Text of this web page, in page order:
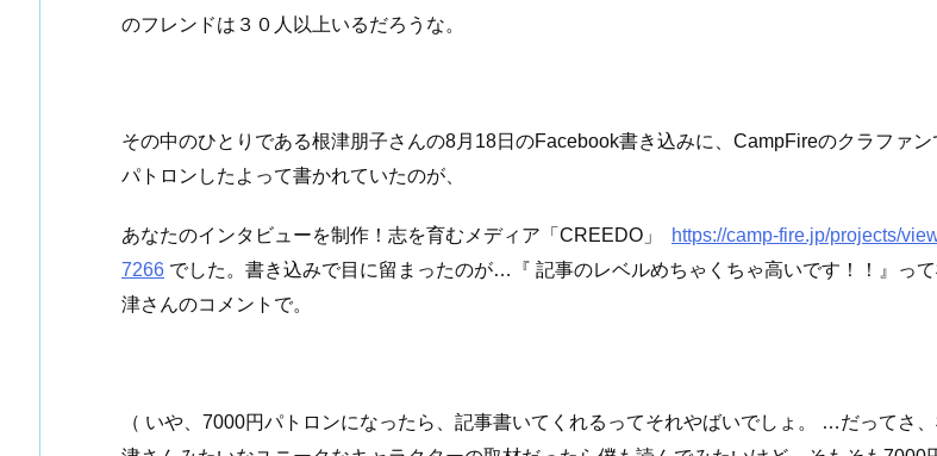
のフレンドは３０人以上いるだろうな。
その中のひとりである根津朋子さんの8月18日のFacebook書き込みに、CampFireのクラファン
パトロンしたよって書かれていたのが、
あなたのインタビューを制作！志を育むメディア「CREEDO」
https://camp-fire.jp/projects/
7266 でした。書き込みで目に留まったのが…『 記事のレベルめちゃくちゃ高いです！！』っ
津さんのコメントで。
（ いや、7000円パトロンになったら、記事書いてくれるってそれやばいでしょ。 …だってさ